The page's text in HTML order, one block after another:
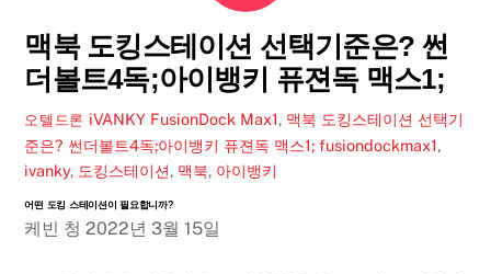
맥북 도킹스테이션 선택기준은? 썬
더볼트4독;아이뱅키 퓨젼독 맥스1;
오텔드론 iVANKY FusionDock Max1, 맥북 도킹스테이션 선택기
준은? 썬더볼트4독;아이뱅키 퓨젼독 맥스1; fusiondockmax1,
ivanky, 도킹스테이션, 맥북, 아이뱅키
어떤 도킹 스테이션이 필요합니까?
케빈 청 2022년 3월 15일